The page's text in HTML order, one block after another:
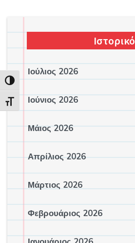
Εναλλαγή Υψηλής Αντίθεσης
Εναλλαγή Μεγέθους Γραμμάτων
Ιστορικό
Ιούλιος 2026
Ιούνιος 2026
Μάιος 2026
Απρίλιος 2026
Μάρτιος 2026
Φεβρουάριος 2026